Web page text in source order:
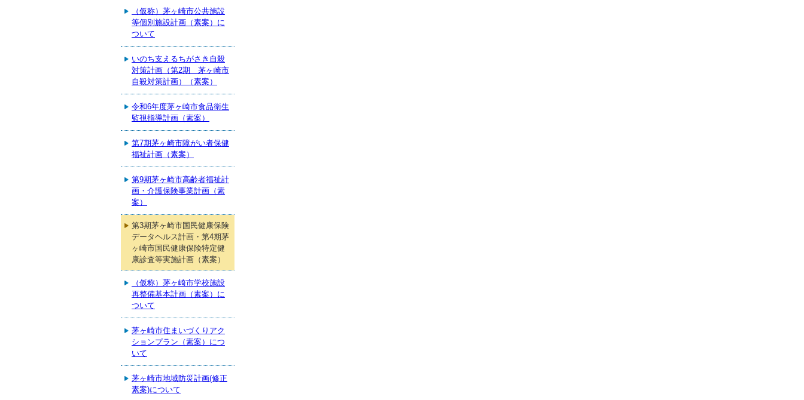
（仮称）茅ヶ崎市公共施設
等個別施設計画（素案）に
ついて
いのち支えるちがさき自殺
対策計画（第2期 茅ヶ崎市
自殺対策計画）（素案）
令和6年度茅ヶ崎市食品衛生
監視指導計画（素案）
第7期茅ヶ崎市障がい者保健
福祉計画（素案）
第9期茅ヶ崎市高齢者福祉計
画・介護保険事業計画（素
案）
第3期茅ヶ崎市国民健康保険
データヘルス計画・第4期茅
ヶ崎市国民健康保険特定健
康診査等実施計画（素案）
（仮称）茅ヶ崎市学校施設
再整備基本計画（素案）に
ついて
茅ヶ崎市住まいづくりアク
ションプラン（素案）につ
いて
茅ヶ崎市地域防災計画(修正
素案)について